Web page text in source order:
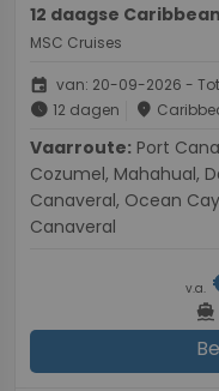
12 daagse
MSC Cruises
event van: 20-09-2026 -
schedule 12 dagen place
Vaarroute:
Cozumel, Mahahual,
Canaveral, Ocean
Canaveral
v.a.
directions_boat